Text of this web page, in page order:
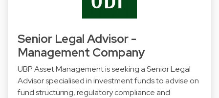
Senior Legal Advisor -
Management Company
UBP Asset Management is seeking a Senior Legal
Advisor specialised in investment funds to advise on
fund structuring, regulatory compliance and